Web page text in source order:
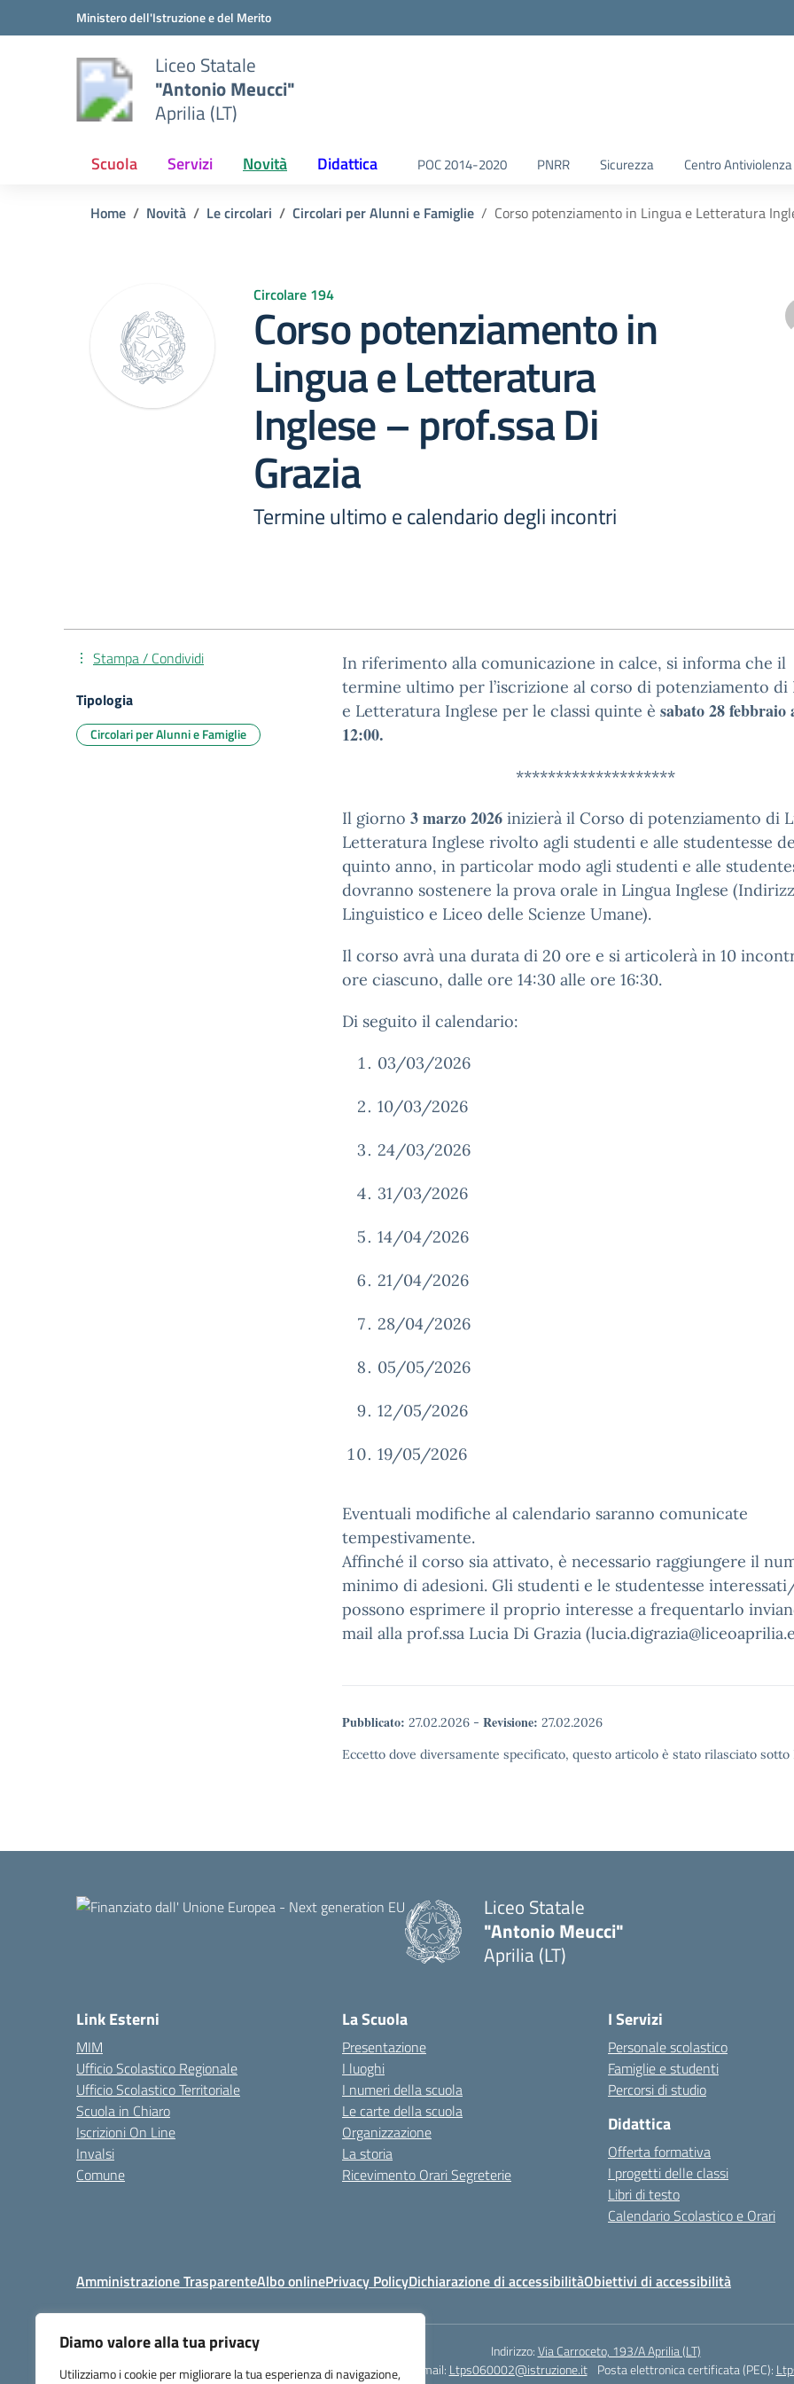
Diamo valore alla tua privacy
Utilizziamo i cookie per migliorare la tua esperienza di navigazione,
Vai ai contenuti
Vai al menu di navigazioneMinistero dell'Istruzione e del Merito
Liceo Statale
"Antonio Meucci"
Aprilia (LT)
Scuola Servizi Novità Didattica POC 2014-2020 PNRR Sicurezza Centro
Home Novità Le circolari Circolari per Alunni e Famiglie Corso potenziamento in Lingua e Letteratura
Circolare 194
Corso potenziamento in
Lingua e Letteratura
Inglese – prof.ssa Di
Grazia
Termine ultimo e calendario degli incontri
In riferimento alla comunicazione in calce, si informa che il
termine ultimo per l’iscrizione al corso di potenziamento di
e Letteratura Inglese per le classi quinte è sabato 28 febbraio
12:00.
********************
Il giorno 3 marzo 2026 inizierà il Corso di potenziamento di
Letteratura Inglese rivolto agli studenti e alle studentesse
quinto anno, in particolar modo agli studenti e alle
dovranno sostenere la prova orale in Lingua Inglese
Linguistico e Liceo delle Scienze Umane).
Il corso avrà una durata di 20 ore e si articolerà in 10
ore ciascuno, dalle ore 14:30 alle ore 16:30.
Di seguito il calendario:
03/03/2026
10/03/2026
24/03/2026
31/03/2026
14/04/2026
21/04/2026
28/04/2026
05/05/2026
12/05/2026
19/05/2026
Eventuali modifiche al calendario saranno comunicate
tempestivamente.
Affinché il corso sia attivato, è necessario raggiungere il
minimo di adesioni. Gli studenti e le studentesse
possono esprimere il proprio interesse a frequentarlo
mail alla prof.ssa Lucia Di Grazia
Pubblicato: 27.02.2026 - Revisione: 27.02.2026
Eccetto dove diversamente specificato, questo articolo è stato rilasciato
Stampa / Condividi
Tipologia
Circolari per Alunni e Famiglie
Liceo Statale
"Antonio Meucci"
Aprilia (LT)
Link Esterni
MIM
Ufficio Scolastico Regionale
Ufficio Scolastico Territoriale
Scuola in Chiaro
Iscrizioni On Line
Invalsi
Comune
La Scuola
Presentazione
I luoghi
I numeri della scuola
Le carte della scuola
Organizzazione
La storia
Ricevimento Orari Segreterie
I Servizi
Personale scolastico
Famiglie e studenti
Percorsi di studio
Didattica
Offerta formativa
I progetti delle classi
Libri di testo
Calendario Scolastico e Orari
Amministrazione TrasparenteAlbo onlinePrivacy PolicyDichiarazione di accessibilitàObiettivi di accessibilità
Indirizzo:Via Carroceto, 193/A Aprilia (LT)
Centralino:+39 06 9257678 Email: Ltps060002@istruzione.it Posta elettronica certificata (PEC):